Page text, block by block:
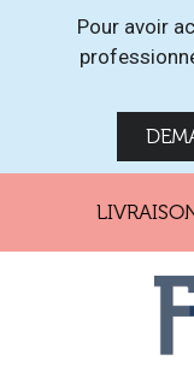
Pour avoir